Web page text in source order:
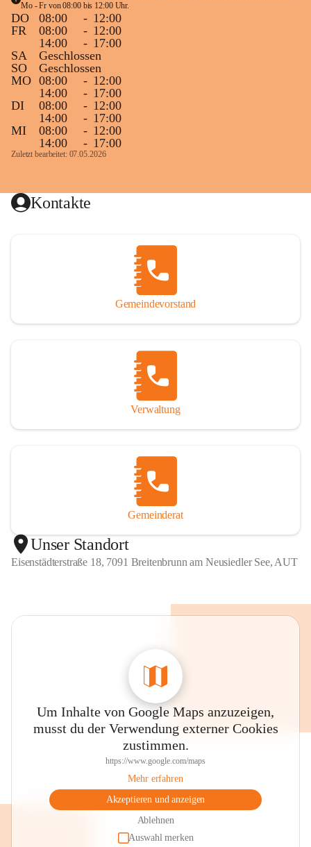
Mo - Fr von 08:00 bis 12:00 Uhr.
DO 08:00 - 12:00
FR
08:00 - 12:00
14:00
- 17:00
SA
Geschlossen
SO
Geschlossen
MO 08:00 - 12:00
14:00
- 17:00
DI
08:00 - 12:00
14:00
- 17:00
MI
08:00 - 12:00
14:00
- 17:00
Zuletzt bearbeitet: 07.05.2026
Kontakte
Gemeindevorstand
Verwaltung
Gemeinderat
Unser Standort
Eisenstädterstraße 18, 7091 Breitenbrunn am Neusiedler See, AUT
Um Inhalte von Google Maps anzuzeigen,
musst du der Verwendung externer Cookies
zustimmen.
https://www.google.com/maps
Mehr erfahren
Akzeptieren und anzeigen
Ablehnen
Auswahl merken